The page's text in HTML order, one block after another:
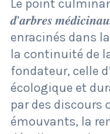
Le point
𝒅’𝒂𝒓𝒃𝒓𝒆𝒔
enracinés dans
la continuité de
fondateur, celle
écologique et
par des discours
émouvants, la